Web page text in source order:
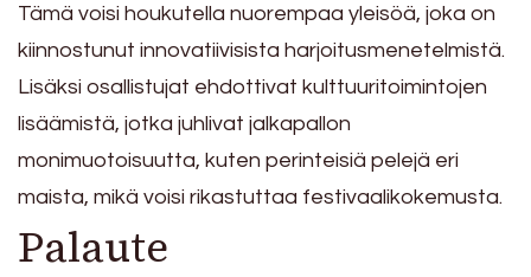
Tämä voisi houkutella nuorempaa yleisöä, joka on
kiinnostunut innovatiivisista harjoitusmenetelmistä.
Lisäksi osallistujat ehdottivat kulttuuritoimintojen
lisäämistä, jotka juhlivat jalkapallon
monimuotoisuutta, kuten perinteisiä pelejä eri
maista, mikä voisi rikastuttaa festivaalikokemusta.
Palaute